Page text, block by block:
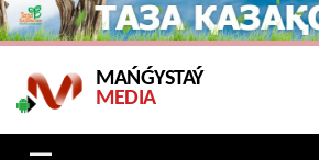
MAŃǴYSTAÝ
MEDIA